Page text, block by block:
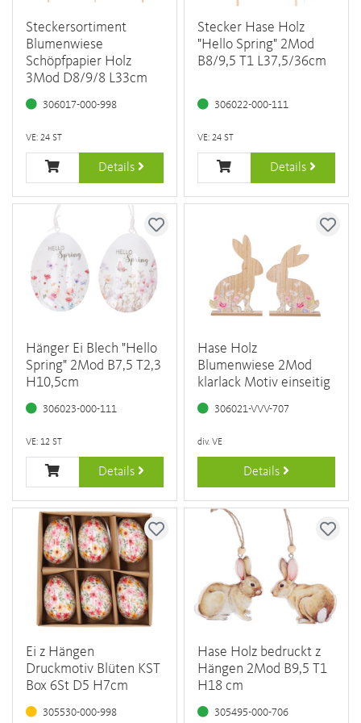
Steckersortiment
Blumenwiese
Schöpfpapier Holz
3Mod D8/9/8 L33cm
306017-000-998
VE: 24 ST
Details
Stecker Hase Holz
"Hello Spring" 2Mod
B8/9,5 T1 L37,5/36cm
306022-000-111
VE: 24 ST
Details
Hänger Ei Blech "Hello
Spring" 2Mod B7,5 T2,3
H10,5cm
306023-000-111
VE: 12 ST
Details
Hase Holz
Blumenwiese 2Mod
klarlack Motiv einseitig
306021-VVV-707
div. VE
Details
Ei z Hängen
Druckmotiv Blüten KST
Box 6St D5 H7cm
305530-000-998
Hase Holz bedruckt z
Hängen 2Mod B9,5 T1
H18 cm
305495-000-706